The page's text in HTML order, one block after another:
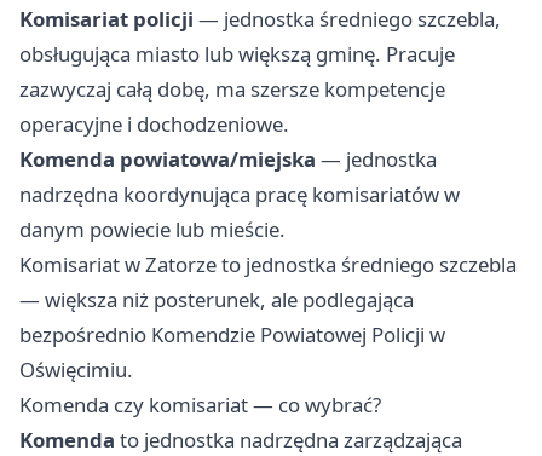
Komisariat policji — jednostka średniego szczebla,
obsługująca miasto lub większą gminę. Pracuje
zazwyczaj całą dobę, ma szersze kompetencje
operacyjne i dochodzeniowe.
Komenda powiatowa/miejska — jednostka
nadrzędna koordynująca pracę komisariatów w
danym powiecie lub mieście.
Komisariat w Zatorze to jednostka średniego szczebla
— większa niż posterunek, ale podlegająca
bezpośrednio Komendzie Powiatowej Policji w
Oświęcimiu.
Komenda czy komisariat — co wybrać?
Komenda to jednostka nadrzędna zarządzająca